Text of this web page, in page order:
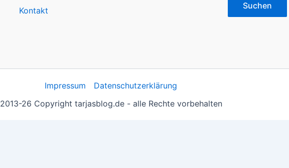
Kontakt Suchen
Impressum
Datenschutzerklärung
2013-26 Copyright tarjasblog.de - alle Rechte vorbehalten